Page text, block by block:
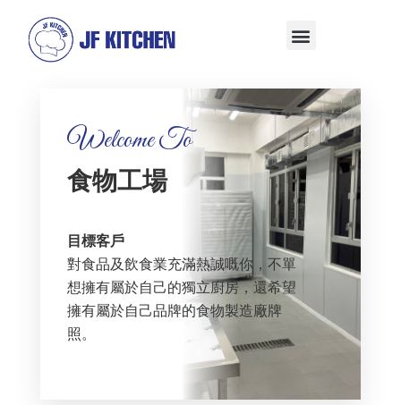
Welcome To
食物工場
目標客戶
對食品及飲食業充滿熱誠嘅你，不單
想擁有屬於自己的獨立廚房，還希望
擁有屬於自己品牌的食物製造廠牌
照。